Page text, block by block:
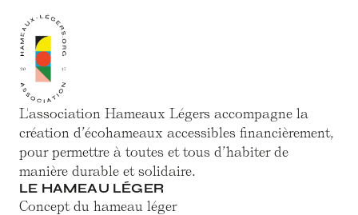
L'association Hameaux Légers accompagne la
création d’écohameaux accessibles financièrement,
pour permettre à toutes et tous d’habiter de
manière durable et solidaire.
LE HAMEAU LÉGER
Concept du hameau léger